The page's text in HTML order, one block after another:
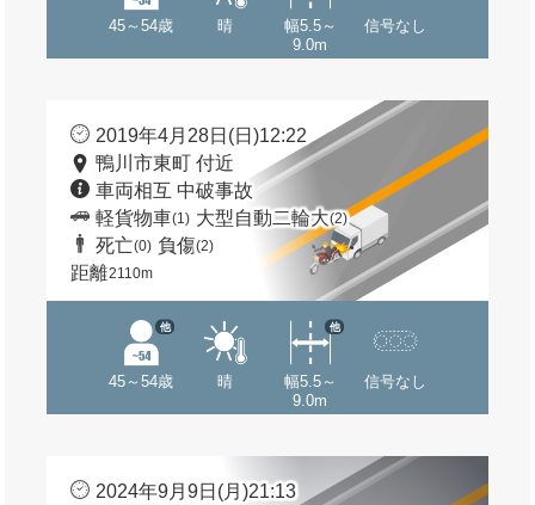
45～54歳 晴
幅5.5～
9.0m
信号なし
2019年4月28日(日)12:22
鴨川市東町 付近
車両相互 中破事故
軽貨物車(1) 大型自動二輪大(2)
死亡(0) 負傷(2)
距離2110m
45～54歳
他
晴
幅5.5～
9.0m
他
信号なし
2024年9月9日(月)21:13